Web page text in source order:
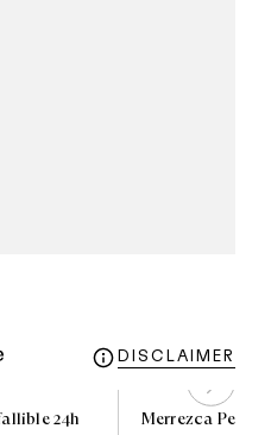
DISCLAIMER
24h
Merrezca Pearl